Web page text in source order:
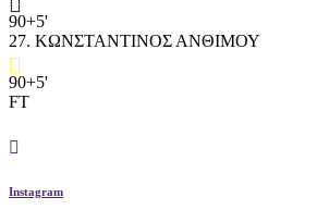
90+5'
27. ΚΩΝΣΤΑΝΤΙΝΟΣ ΑΝΘΙΜΟΥ
90+5'
FT
Instagram